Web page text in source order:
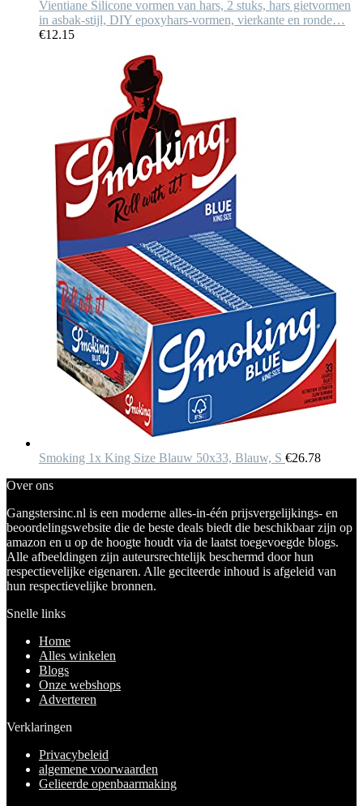
Vientiane Silicone vormen van hars, 2 stuks, hars gietvormen
in asbak-stijl, DIY epoxyhars-vormen, vierkante en ronde…
€12.15
Smoking 1x King Size Blauw 50x33, Blauw, S €26.78
Over ons
Gangstersinc.nl is een moderne alles-in-één prijsvergelijkings- en
beoordelingswebsite die de beste deals biedt die beschikbaar zijn op
amazon en u op de hoogte houdt via de laatst toegevoegde blogs.
Alle afbeeldingen zijn auteursrechtelijk beschermd door hun
respectievelijke eigenaren. Alle geciteerde inhoud is afgeleid van
hun respectievelijke bronnen.
Snelle links
Home
Alles winkelen
Blogs
Onze webshops
Adverteren
Verklaringen
Privacybeleid
algemene voorwaarden
Gelieerde openbaarmaking